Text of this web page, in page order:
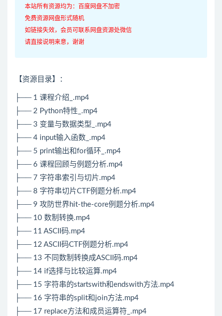
本站所有资源均为：百度网盘不加密
免费资源网盘形式随机
如链接失效，会员可联系网盘资源处微信
请直接说明来意，谢谢
【资源目录】：
├── 1 课程介绍_.mp4
├── 2 Python特性_.mp4
├── 3 变量与数据类型_.mp4
├── 4 input输入函数_.mp4
├── 5 print输出和for循环_.mp4
├── 6 课程回顾与例题分析.mp4
├── 7 字符串索引与切片.mp4
├── 8 字符串切片CTF例题分析.mp4
├── 9 攻防世界hit-the-core例题分析.mp4
├── 10 数制转换.mp4
├── 11 ASCII码.mp4
├── 12 ASCII码CTF例题分析.mp4
├── 13 不同数制转换成ASCII码.mp4
├── 14 if选择与比较运算.mp4
├── 15 字符串的startswith和endswith方法.mp4
├── 16 字符串的split和join方法.mp4
├── 17 replace方法和成员运算符_.mp4